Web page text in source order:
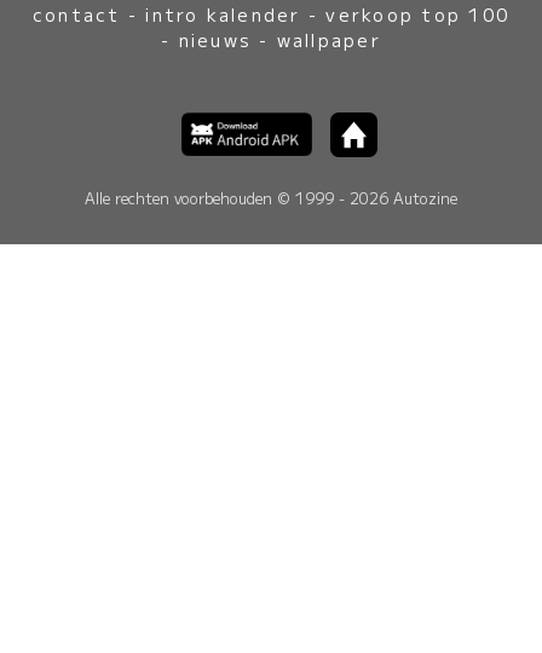
contact -intro kalender -verkoop top 100
- nieuws - wallpaper
Alle rechten voorbehouden © 1999 - 2026 Autozine